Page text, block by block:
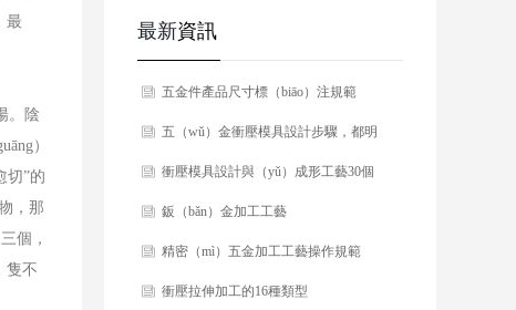
最
。陰
）
切”的
，那
個，
隻不
最新資訊
​五金件產品尺寸標（biāo）注規範
​五（wǔ）金衝壓模具設計步驟，都明
白嗎？
​衝壓模具設計與（yǔ）成形工藝30個
經（jīng）驗要點
​鈑（bǎn）金加工工藝
​精密（mì）五金加工工藝操作規範
​衝壓拉伸加工的16種類型